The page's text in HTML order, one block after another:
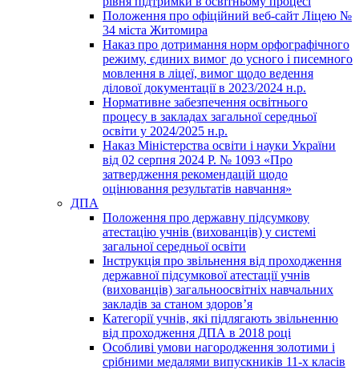
Положення про офіційний веб-сайт Ліцею №
34 міста Житомира
Наказ про дотримання норм орфографічного
режиму, єдиних вимог до усного і писемного
мовлення в ліцеї, вимог щодо ведення
ділової документації в 2023/2024 н.р.
Нормативне забезпечення освітнього
процесу в закладах загальної середньої
освіти у 2024/2025 н.р.
Наказ Міністерства освіти і науки України
від 02 серпня 2024 Р. № 1093 «Про
затвердження рекомендацій щодо
оцінювання результатів навчання»
ДПА
Положення про державну підсумкову
атестацію учнів (вихованців) у системі
загальної середньої освіти
Інструкція про звільнення від проходження
державної підсумкової атестації учнів
(вихованців) загальноосвітніх навчальних
закладів за станом здоров’я
Категорії учнів, які підлягають звільненню
від проходження ДПА в 2018 році
Особливі умови нагородження золотими і
срібними медалями випускників 11-х класів